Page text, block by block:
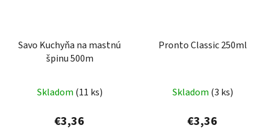
Savo Kuchyňa na mastnú
špinu 500m
Skladom (11 ks)
€3,36
Pronto Classic 250ml
Skladom (3 ks)
€3,36